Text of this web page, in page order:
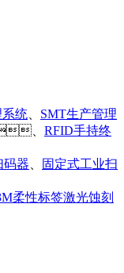
统
SMT生产管理
、 RFID手持终
码器
固定式工业扫
柔性标签激光蚀刻